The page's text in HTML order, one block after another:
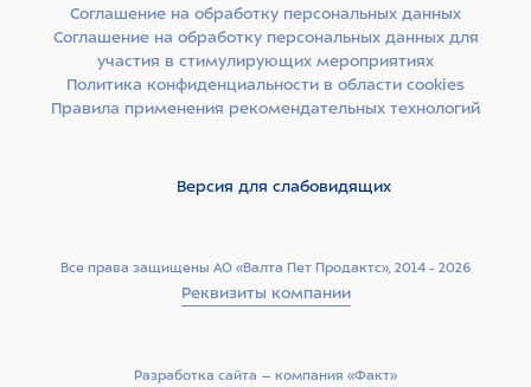
Все права защищены АО «Валта Пет Продактс», 2014 - 2026
Реквизиты компании
Соглашение на обработку персональных данных
Соглашение на обработку персональных данных для
участия в стимулирующих мероприятиях
Политика конфиденциальности в области cookies
Правила применения рекомендательных технологий
Версия для слабовидящих
Разработка сайта –­ компания «Факт»